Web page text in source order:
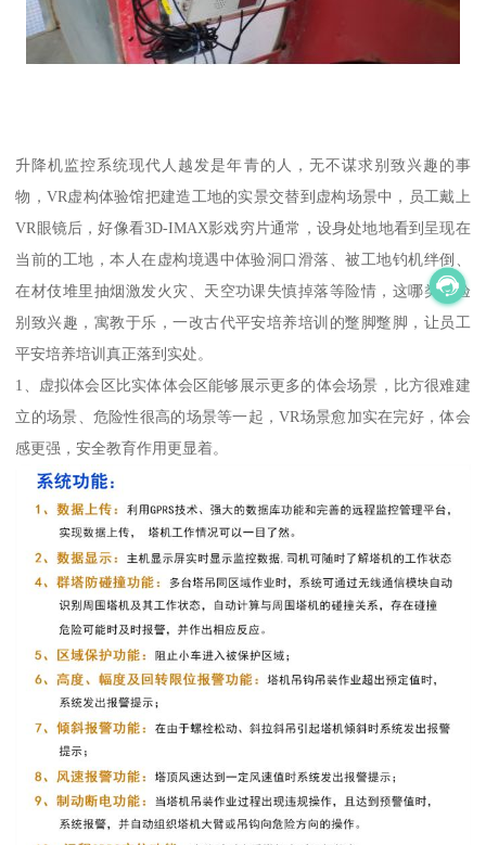
升降机监控系统现代人越发是年青的人，无不谋求别致兴趣的事
物，VR虚构体验馆把建造工地的实景交替到虚构场景中，员工戴上
VR眼镜后，好像看3D-IMAX影戏穷片通常，设身处地地看到呈现在
当前的工地，本人在虚构境遇中体验洞口滑落、被工地钓机绊倒、
在材伎堆里抽烟激发火灾、天空功课失慎掉落等险情，这哪类体验
别致兴趣，寓教于乐，一改古代平安培养培训的蹩脚蹩脚，让员工
平安培养培训真正落到实处。
1、虚拟体会区比实体体会区能够展示更多的体会场景，比方很难建
立的场景、危险性很高的场景等一起，VR场景愈加实在完好，体会
感更强，安全教育作用更显着。